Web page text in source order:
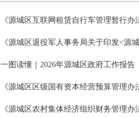
《源城区互联网租赁自行车管理暂行
《源城区退役军人事务局关于印发<源
一图读懂｜2026年源城区政府工作报告
《源城区区级国有资本经营预算管理办
《源城区农村集体经济组织财务管理